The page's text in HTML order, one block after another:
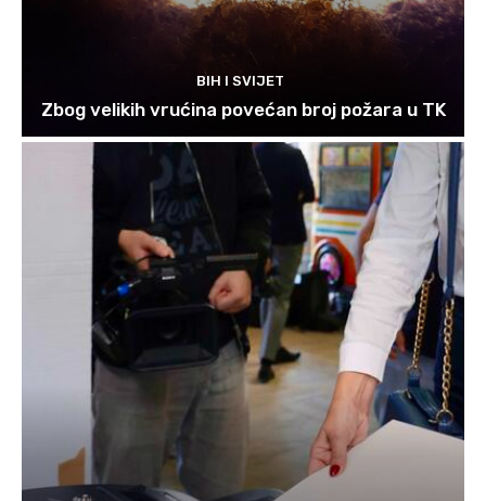
BIH I SVIJET
Zbog velikih vrućina povećan broj požara u TK